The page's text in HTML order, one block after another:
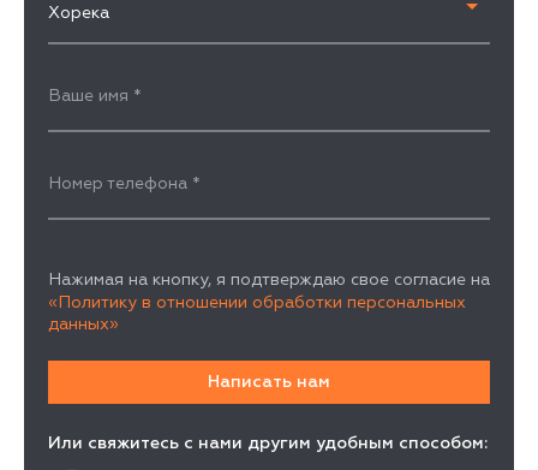
Хорека
Ваше имя *
Номер телефона *
Нажимая на кнопку, я подтверждаю свое согласие на
«Политику в отношении обработки персональных
данных»
Или свяжитесь с нами другим удобным способом: